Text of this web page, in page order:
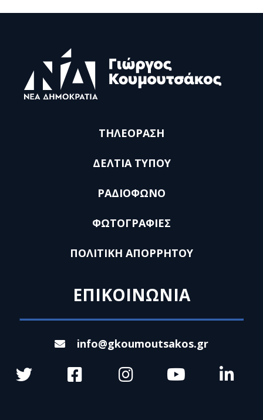
ΤΗΛΕΟΡΑΣΗ
ΔΕΛΤΙΑ ΤΥΠΟΥ
ΡΑΔΙΟΦΩΝΟ
ΦΩΤΟΓΡΑΦΙΕΣ
ΠΟΛΙΤΙΚΗ ΑΠΟΡΡΗΤΟΥ
ΕΠΙΚΟΙΝΩΝΙΑ
info@gkoumoutsakos.gr